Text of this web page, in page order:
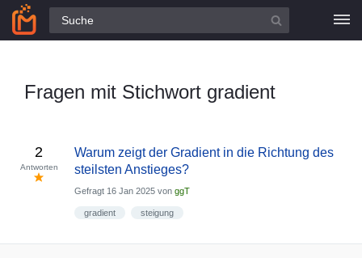
Alle Fragen
Fragen mit Stichwort gradient
2
Antworten
Warum zeigt der Gradient in die Richtung des
steilsten Anstieges?
Gefragt 16 Jan 2025 von ggT
gradient steigung